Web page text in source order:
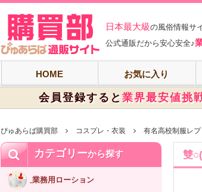
日本最大級の風俗情報サ
公式通販だから安心安全♪
HOME お気に入り
会員登録すると 業界最安値挑
ぴゅあらば購買部 コスプレ・衣装 有名高校制服レプ
カテゴリーから探す
業務用ローション
雙